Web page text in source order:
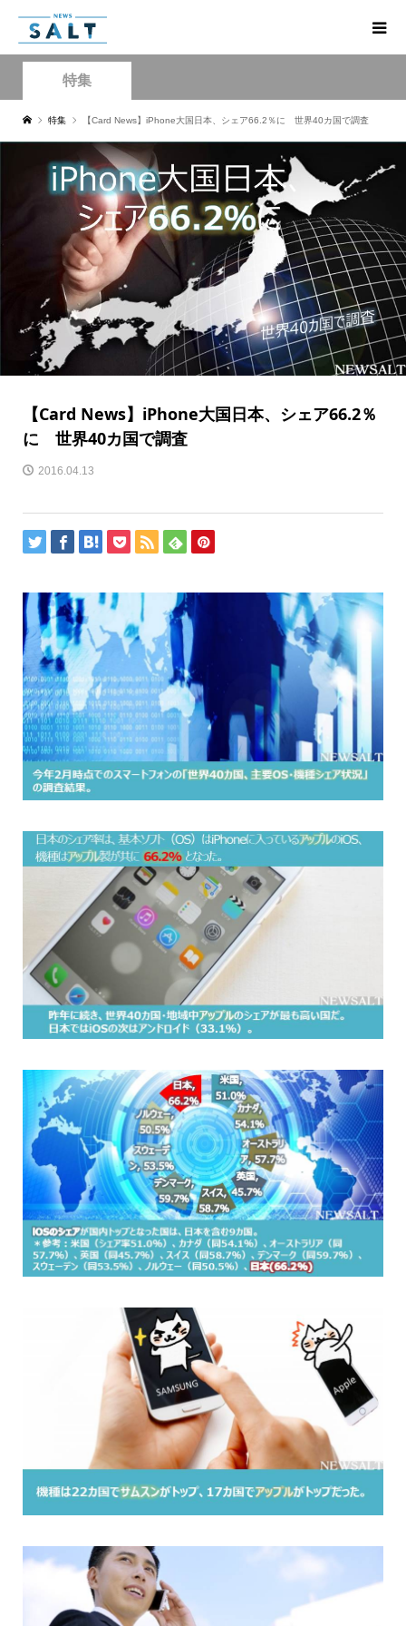
特集
特集 【Card News】iPhone大国日本、シェア66.2％に 世界40カ国で調査
【Card News】iPhone大国日本、シェア66.2％
に 世界40カ国で調査
2016.04.13